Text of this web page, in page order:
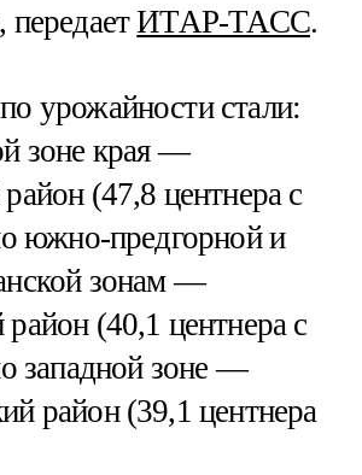
передаетИТАР-ТАСС.
урожайности стали:
зоне края —
(47,8 центнера с
южно-предгорной и
зонам —
(40,1 центнера с
западной зоне —
район (39,1 центнера